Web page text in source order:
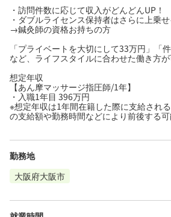
・訪問件数に応じて収入がどんどんUP！
・ダブルライセンス保持者はさらに上乗
→鍼灸師の資格お持ちの方
「プライベートを大切にして33万円」「
など、ライフスタイルに合わせた働き方が
想定年収
【あん摩マッサージ指圧師/1年】
・入職1年目 396万円
※想定年収は1年間在籍した際に支給され
の支給額や勤務時間などにより前後する可
勤務地
大阪府大阪市